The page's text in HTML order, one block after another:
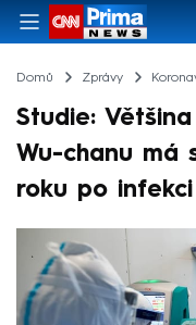
Domů Zprávy
Studie:
Wu-chanu má
roku po infekci